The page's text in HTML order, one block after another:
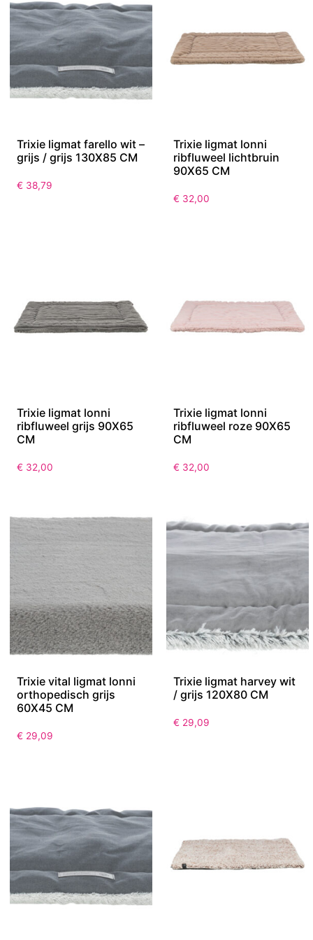
Trixie ligmat farello wit –
grijs / grijs 130X85 CM
€ 38,79
Trixie ligmat lonni
ribfluweel lichtbruin
90X65 CM
€ 32,00
Trixie ligmat lonni
ribfluweel grijs 90X65
CM
€ 32,00
Trixie ligmat lonni
ribfluweel roze 90X65
CM
€ 32,00
Trixie vital ligmat lonni
orthopedisch grijs
60X45 CM
€ 29,09
Trixie ligmat harvey wit
/ grijs 120X80 CM
€ 29,09